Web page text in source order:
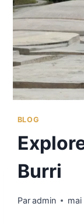
BLOG
Burri
Paradmin mai